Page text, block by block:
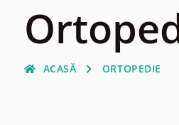
ACASĂ ORTOPEDIE